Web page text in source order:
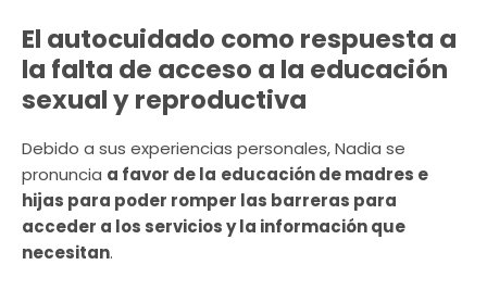
El autocuidado como respuesta a
la falta de acceso a la educación
sexual y reproductiva
Debido a sus experiencias personales, Nadia se
pronuncia a favor de la educación de madres e
hijas para poder romper las barreras para
acceder a los servicios y la información que
necesitan.